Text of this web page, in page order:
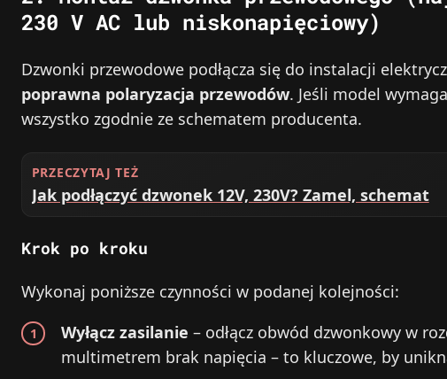
230 V AC lub niskonapięciowy)
Dzwonki przewodowe podłącza się do instalacji
poprawna polaryzacja przewodów. Jeśli model
wszystko zgodnie ze schematem producenta.
PRZECZYTAJ TEŻ
Jak podłączyć dzwonek 12V, 230V? Zamel, schemat
Krok po kroku
Wykonaj poniższe czynności w podanej kolejności:
Wyłącz zasilanie – odłącz obwód dzwonkowy w
multimetrem brak napięcia – to kluczowe, by